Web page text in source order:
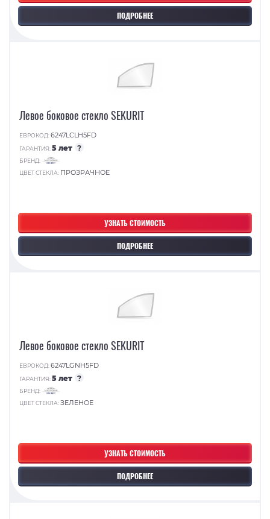
ПОДРОБНЕЕ
УЗНАТЬ СТОИМОСТЬ
ПОДРОБНЕЕ
Левое боковое стекло SEKURIT
ЕВРОКОД:6247LCLH5FD
ГАРАНТИЯ:5 лет ?
БРЕНД:
ЦВЕТ СТЕКЛА: ПРОЗРАЧНОЕ
УЗНАТЬ СТОИМОСТЬ
ПОДРОБНЕЕ
Левое боковое стекло SEKURIT
ЕВРОКОД:6247LGNH5FD
ГАРАНТИЯ:5 лет ?
БРЕНД:
ЦВЕТ СТЕКЛА:ЗЕЛЕНОЕ